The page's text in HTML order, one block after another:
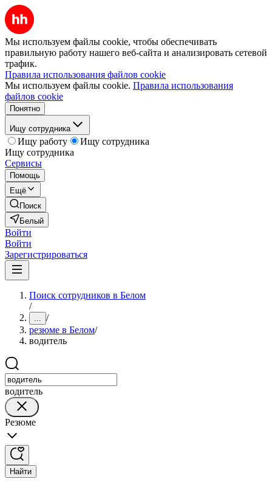
Мы используем файлы cookie, чтобы обеспечивать
правильную работу нашего веб-сайта и анализировать сетевой
трафик.
Правила использования файлов cookie
Мы используем файлы cookie. Правила использования
файлов cookie
Понятно
Ищу сотрудника
Ищу работу
Ищу сотрудника
Ищу сотрудника
Сервисы
Помощь
Ещё
Поиск
Белый
Войти
Войти
Зарегистрироваться
Поиск сотрудников в Белом
/
... /
резюме в Белом/
водитель
водитель
Резюме
Найти